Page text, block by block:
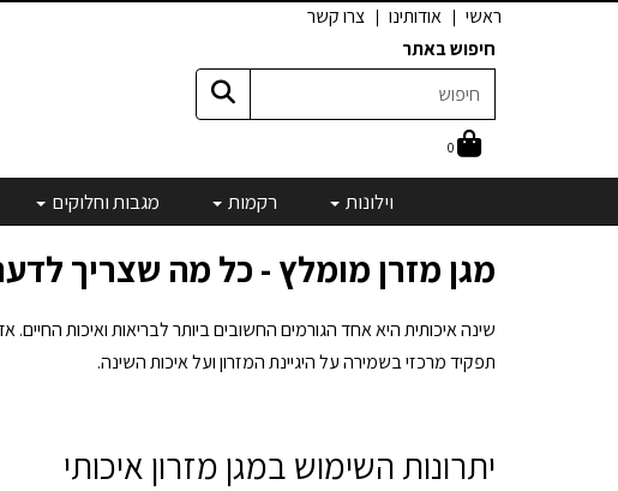
ראשי אודותינו
צרו קשר
חיפוש באתר
0
וילונות רקמות מגבות וחלוקים
מגן מזרן מומלץ - כל מה שצריך
שינה איכותית היא אחד הגורמים החשובים ביותר לבריאות ואיכות
תפקיד מרכזי בשמירה על היגיינת המזרון ועל איכות השינה.
יתרונות השימוש במגן מזרון איכותי